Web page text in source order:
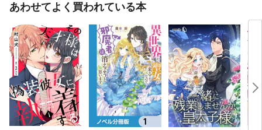
あわせてよく買われている本